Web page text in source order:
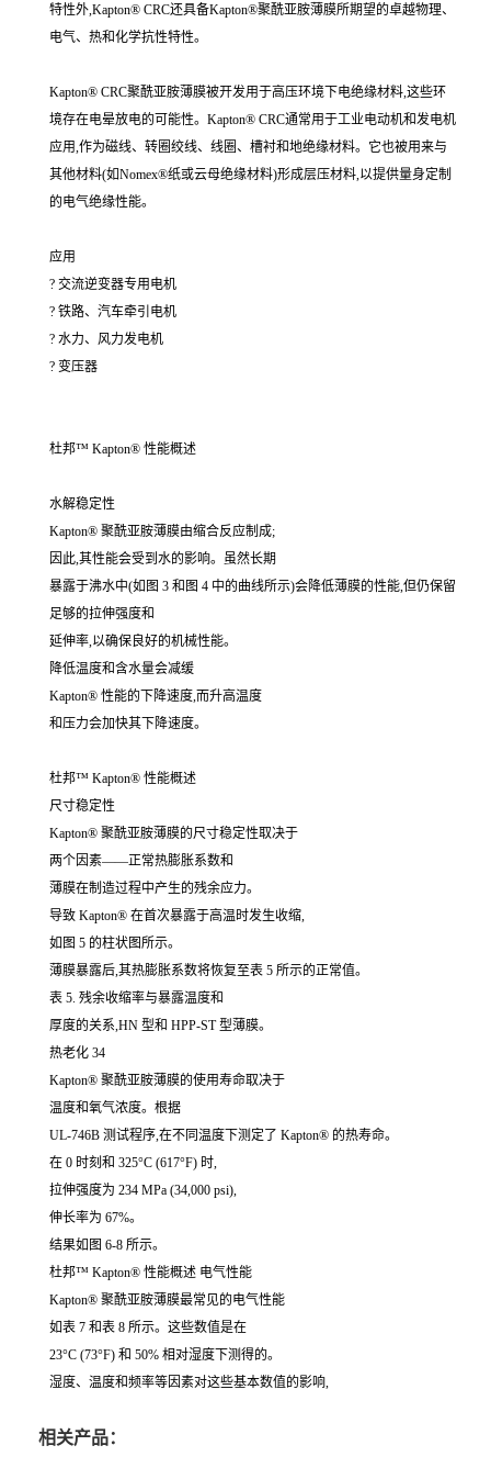
特性外,Kapton® CRC还具备Kapton®聚酰亚胺薄膜所期望的卓越物理、
电气、热和化学抗性特性。
Kapton® CRC聚酰亚胺薄膜被开发用于高压环境下电绝缘材料,这些环
境存在电晕放电的可能性。Kapton® CRC通常用于工业电动机和发电机
应用,作为磁线、转圈绞线、线圈、槽衬和地绝缘材料。它也被用来与
其他材料(如Nomex®纸或云母绝缘材料)形成层压材料,以提供量身定制
的电气绝缘性能。
应用
? 交流逆变器专用电机
? 铁路、汽车牵引电机
? 水力、风力发电机
? 变压器
杜邦™ Kapton® 性能概述
水解稳定性
Kapton® 聚酰亚胺薄膜由缩合反应制成;
因此,其性能会受到水的影响。虽然长期
暴露于沸水中(如图 3 和图 4 中的曲线所示)会降低薄膜的性能,但仍保留
足够的拉伸强度和
延伸率,以确保良好的机械性能。
降低温度和含水量会减缓
Kapton® 性能的下降速度,而升高温度
和压力会加快其下降速度。
杜邦™ Kapton® 性能概述
尺寸稳定性
Kapton® 聚酰亚胺薄膜的尺寸稳定性取决于
两个因素——正常热膨胀系数和
薄膜在制造过程中产生的残余应力。
导致 Kapton® 在首次暴露于高温时发生收缩,
如图 5 的柱状图所示。
薄膜暴露后,其热膨胀系数将恢复至表 5 所示的正常值。
表 5. 残余收缩率与暴露温度和
厚度的关系,HN 型和 HPP-ST 型薄膜。
热老化 34
Kapton® 聚酰亚胺薄膜的使用寿命取决于
温度和氧气浓度。根据
UL-746B 测试程序,在不同温度下测定了 Kapton® 的热寿命。
在 0 时刻和 325°C (617°F) 时,
拉伸强度为 234 MPa (34,000 psi),
伸长率为 67%。
结果如图 6-8 所示。
杜邦™ Kapton® 性能概述 电气性能
Kapton® 聚酰亚胺薄膜最常见的电气性能
如表 7 和表 8 所示。这些数值是在
23°C (73°F) 和 50% 相对湿度下测得的。
湿度、温度和频率等因素对这些基本数值的影响,
相关产品：